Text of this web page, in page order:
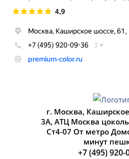
г. Москва,
3А, АТЦ Москва
Ст4-07 От метро
минут
+7 (495) 920-